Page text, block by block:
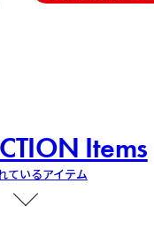
Items
ているアイテム